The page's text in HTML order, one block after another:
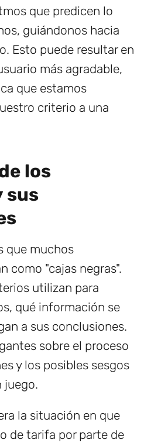
que predicen lo
guiándonos hacia
Esto puede resultar en
más agradable,
que estamos
criterio a una
los
sus
que muchos
como "cajas negras".
utilizan para
qué información se
a sus conclusiones.
sobre el proceso
y los posibles sesgos
juego.
la situación en que
de tarifa por parte de